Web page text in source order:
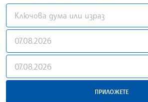
news.filter.from
news.filter.to
ПРИЛОЖЕТЕ